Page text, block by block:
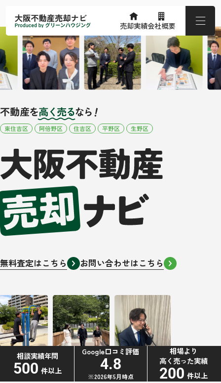
売却実績会社概要
無料査定はこちら お問い合わせはこちら
相談実績年間
500 件以上
Google口コミ評価
4.8
※2026年5月時点
相場より
高く売った実績
200 件以上